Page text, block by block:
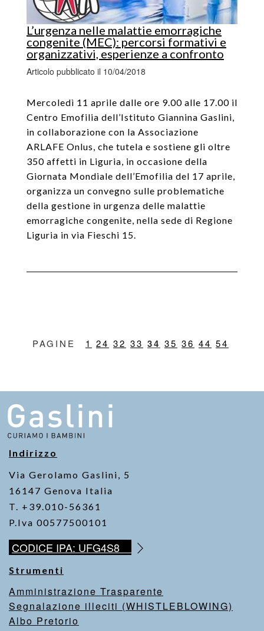
L’urgenza nelle malattie emorragiche
congenite (MEC): percorsi formativi e
organizzativi, esperienze a confronto
Articolo pubblicato il 10/04/2018
Mercoledì 11 aprile dalle ore 9.00 alle 17.00 il
Centro Emofilia dell’Istituto Giannina Gaslini,
in collaborazione con la Associazione
ARLAFE Onlus, che tutela e sostiene gli oltre
350 affetti in Liguria, in occasione della
Giornata Mondiale dell’Emofilia del 17 aprile,
organizza un convegno sulle problematiche
della gestione in urgenza delle malattie
emorragiche congenite, nella sede di Regione
Liguria in via Fieschi 15.
1 24 32 33 34 35 36 44 54
Indirizzo
Via Gerolamo Gaslini, 5
16147 Genova Italia
T. +39.010-56361
P.Iva 00577500101
CODICE IPA: UFG4S8
Strumenti
Amministrazione Trasparente
Segnalazione illeciti (WHISTLEBLOWING)
Albo Pretorio